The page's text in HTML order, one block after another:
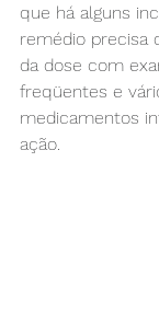
que há alguns
remédio precisa
da dose com
freqüentes e
medicamentos
ação.